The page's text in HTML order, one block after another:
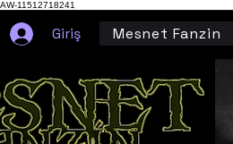
AW-11512718241
Giriş Mesnet Fanzin